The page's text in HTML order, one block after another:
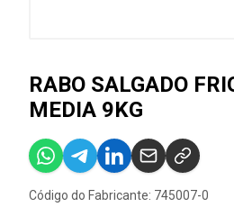
RABO SALGADO
MEDIA 9KG
Código do Fabricante: 745007-0